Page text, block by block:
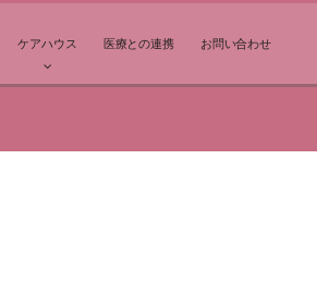
ケアハウス 医療との連携 お問い合わせ